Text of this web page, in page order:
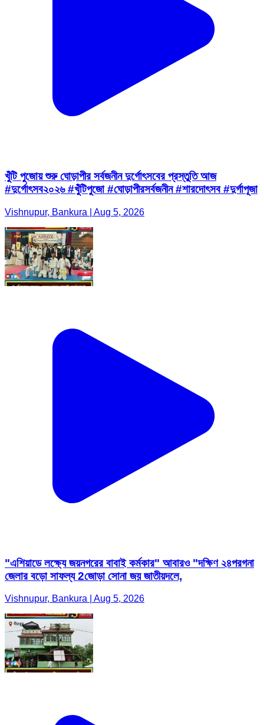
খুঁটি পুজোয় শুরু ঘোড়াপীর সর্বজনীন দুর্গোৎসবের প্রস্তুতি আজ
#দুর্গোৎসব২০২৬ #খুঁটিপুজো #ঘোড়াপীরসর্বজনীন #শারদোৎসব #দুর্গাপূজা
Vishnupur, Bankura | Aug 5, 2026
"এশিয়াডে লক্ষ্যে জয়নগরের বাবাই কর্মকার" আবারও "দক্ষিণ ২৪পরগনা
জেলার বড়ো সাফল্য 2জোড়া সোনা জয় জাতীয়দলে,
Vishnupur, Bankura | Aug 5, 2026